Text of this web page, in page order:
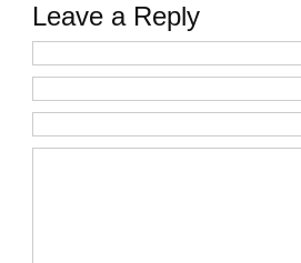
Leave a Reply